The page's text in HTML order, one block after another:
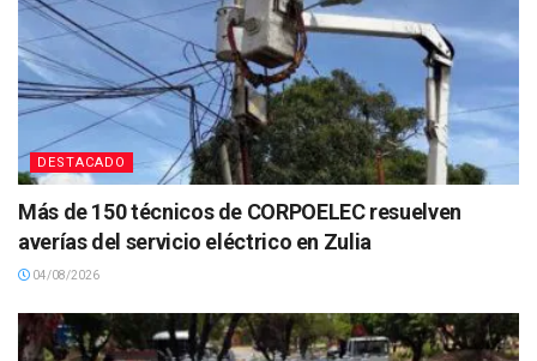
DESTACADO
Más de 150 técnicos de CORPOELEC resuelven
averías del servicio eléctrico en Zulia
04/08/2026